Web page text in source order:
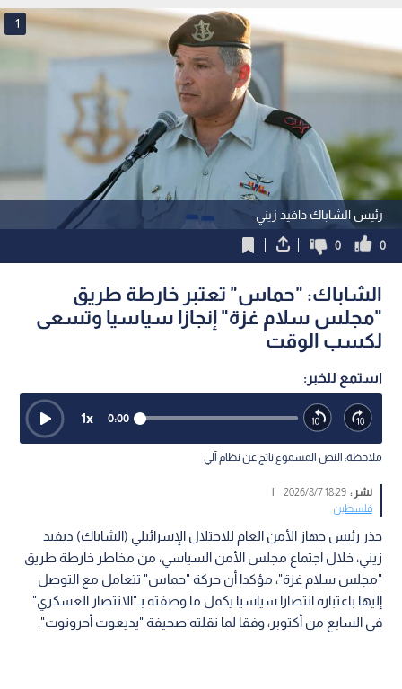
رئيس الشاباك دافيد زيني
1
0
0
الشاباك: "حماس" تعتبر خارطة طريق
"مجلس سلام غزة" إنجازا سياسيا وتسعى
لكسب الوقت
استمع للخبر:
0:00
1x
ملاحظة: النص المسموع ناتج عن نظام آلي
نشر :18:29 2026/8/7
|
فلسطين
حذر رئيس جهاز الأمن العام للاحتلال الإسرائيلي (الشاباك) ديفيد
زيني، خلال اجتماع مجلس الأمن السياسي، من مخاطر خارطة طريق
"مجلس سلام غزة"، مؤكدا أن حركة "حماس" تتعامل مع التوصل
إليها باعتباره انتصارا سياسيا يكمل ما وصفته بـ"الانتصار العسكري"
في السابع من أكتوبر، وفقا لما نقلته صحيفة "يديعوت أحرونوت".